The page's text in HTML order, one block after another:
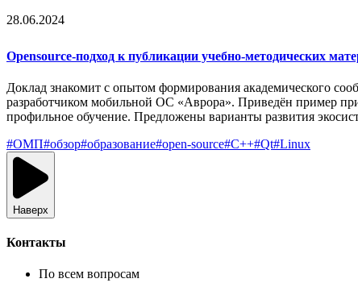
28.06.2024
Opensource-подход к публикации учебно-методических
Доклад знакомит с опытом формирования академического
разработчиком мобильной ОС «Аврора». Приведён пример
профильное обучение. Предложены варианты развития
#ОМП#обзор#образование#open-source#C++#Qt#Linux
Наверх
Контакты
По всем вопросам